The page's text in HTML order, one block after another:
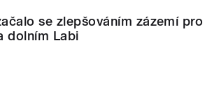
se zlepšováním zázemí pro
dolním Labi